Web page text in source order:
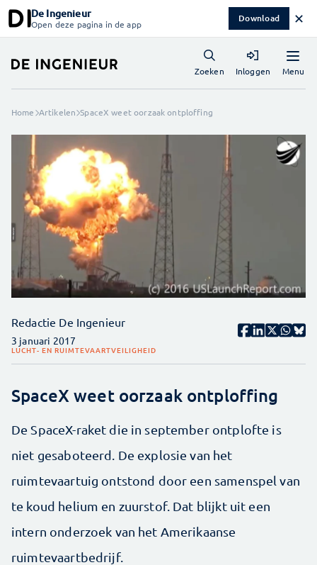
De Ingenieur
Open deze pagina in de app Download ✕
Menu
Zoeken Inloggen
Home Artikelen SpaceX weet oorzaak ontploffing
Redactie De Ingenieur
3 januari 2017
LUCHT- EN RUIMTEVAARTVEILIGHEID
SpaceX weet oorzaak ontploffing
De SpaceX-raket die in september ontplofte is
niet gesaboteerd. De explosie van het
ruimtevaartuig ontstond door een samenspel van
te koud helium en zuurstof. Dat blijkt uit een
intern onderzoek van het Amerikaanse
ruimtevaartbedrijf.